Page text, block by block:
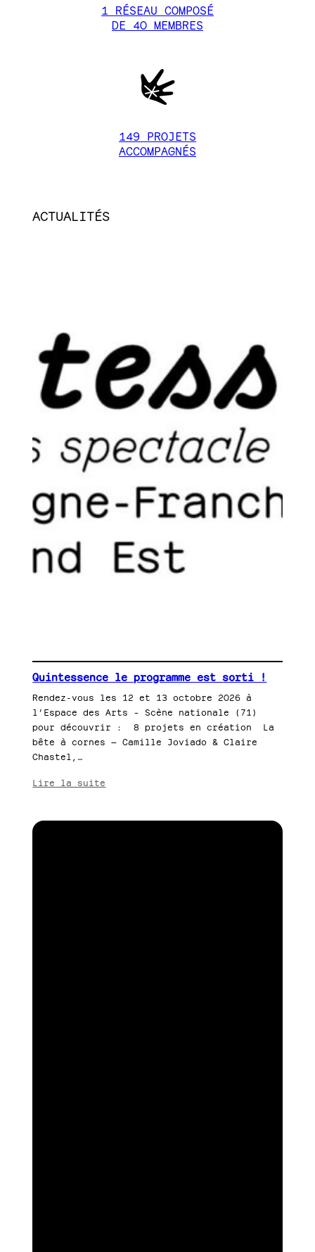
1 RÉSEAU COMPOSÉ
DE 40 MEMBRES
2
149 PROJETS
ACCOMPAGNÉS
ACTUALITÉS
Quintessence le programme est sorti !
Rendez-vous les 12 et 13 octobre 2026 à
l’Espace des Arts – Scène nationale (71)
pour découvrir : 8 projets en création La
bête à cornes — Camille Joviado & Claire
Chastel,…
Lire la suite